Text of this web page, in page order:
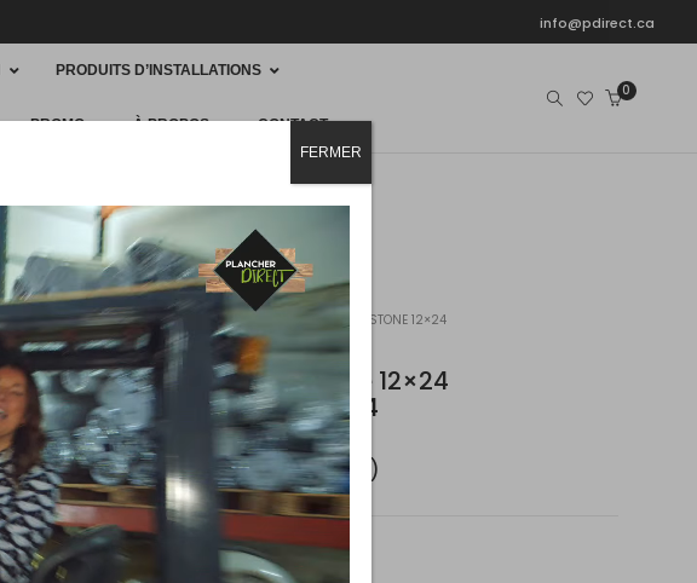
info@pdirect.ca
PRODUITS D’INSTALLATIONS
PROMO À PROPOS CONTACT
0
HOME PLANCHER CÉRAMIQUE
PLANCHERS 1867 CÉRAMIQUE 12×24 564351020 SUNSTONE 12×24
Planchers 1867 Céramique 12×24
564351020 Sunstone 12×24
$4.68/ pi
$63,50/boîte (13,56 pi2/boîte)
Sunstone
FERMER